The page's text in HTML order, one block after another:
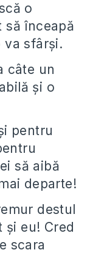
o
să înceapă
va sfârși.
câte un
și o
pentru
să aibă
departe!
destul
eu! Cred
scara